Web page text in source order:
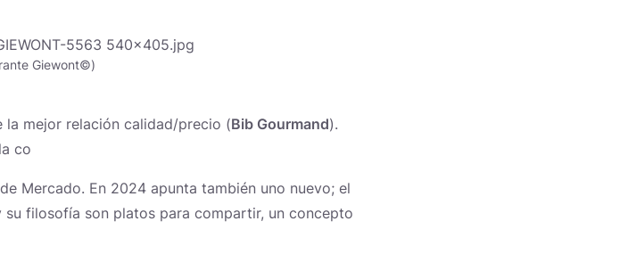
Giewont©)
mejor relación calidad/precio (Bib Gourmand).
co
Mercado. En 2024 apunta también uno nuevo; el
filosofía son platos para compartir, un concepto